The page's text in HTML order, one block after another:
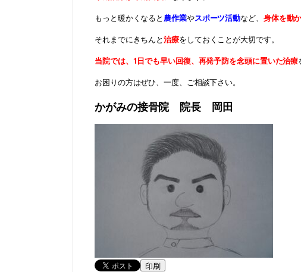
もっと暖かくなると農作業やスポーツ活動など、 身体を動
それまでにきちんと治療をしておくことが大切です。
当院では、1日でも早い回復、再発予防を念頭に置いた治療
お困りの方はぜひ、一度、ご相談下さい。
かがみの接骨院 院長 岡田
印刷